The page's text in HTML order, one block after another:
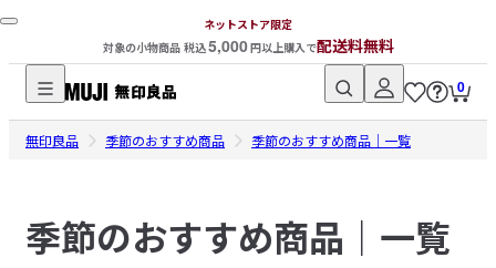
ネットストア限定
対象の小物商品 税込5,000円以上購入で配送料無料
無
印
ネ
ッ
0
無印良品 季節のおすすめ商品 季節のおすすめ商品｜一覧
季節のおすすめ商品｜一覧